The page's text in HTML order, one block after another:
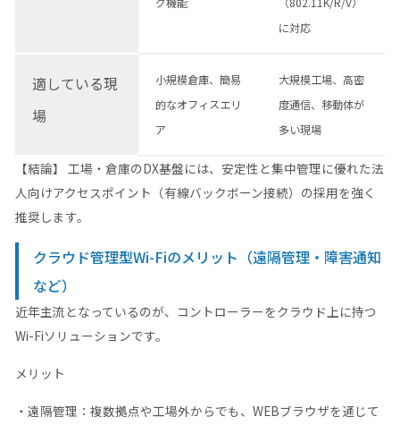
に対応
適している現
場
小規模倉庫、簡易
的なオフィスエリ
ア
大規模工場、高密
度通信、移動体が
多い現場
【結論】 工場・倉庫のDX基盤には、安定性と集中管理に優れた法
人向けアクセスポイント（有線バックボーン接続）の採用を強く
推奨します。
クラウド管理型Wi-Fiのメリット（遠隔管理・障害通知
など）
近年主流となっているのが、コントローラーをクラウド上に持つ
Wi-Fiソリューションです。
メリット
・遠隔管理：複数拠点や工場外からでも、WEBブラウザを通じて